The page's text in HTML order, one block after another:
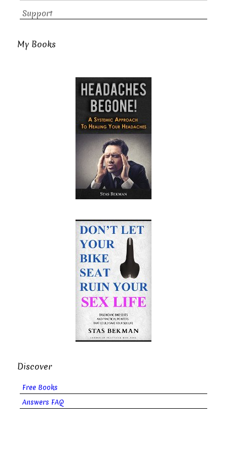
Support
My Books
Discover
Free Books
Answers FAQ